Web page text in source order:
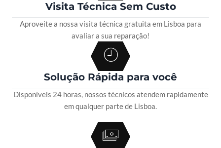
Visita Técnica Sem Custo
Aproveite a nossa visita técnica gratuita em Lisboa para
avaliar a sua reparação!
Solução Rápida para você
Disponíveis 24 horas, nossos técnicos atendem rapidamente
em qualquer parte de Lisboa.